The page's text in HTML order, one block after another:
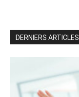
DERNIERS ARTICLES